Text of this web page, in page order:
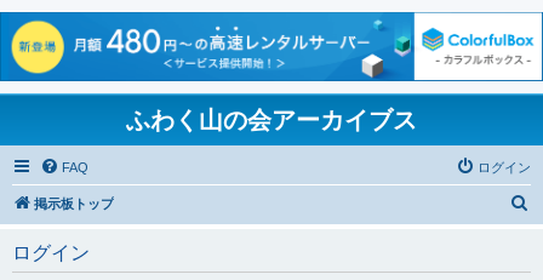
ふわく山の会アーカイブス
FAQ ログイン
掲示板トップ
ログイン